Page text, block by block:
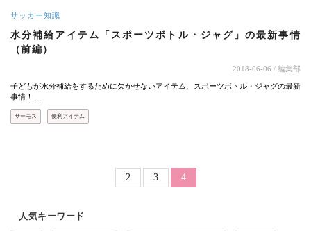
サッカー知識
水分補給アイテム「スポーツボトル・ジャグ」の最新事情
（前編）
2018-06-06 / 編集部
子どもが水分補給をするために欠かせないアイテム、スポーツボトル・ジャグの最新
事情！…
サーモス 便利アイテム
ページ送り
Page
2 Page
3 カレントページ
4
人気キーワード